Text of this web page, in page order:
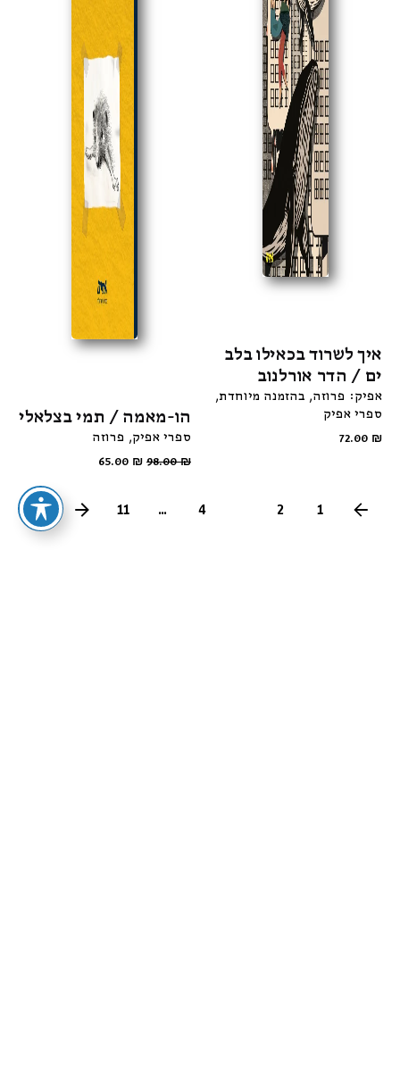
איך לשרוד בכאילו בלב
ים / הדר אורלנוב
אפיק: פרוזה בהזמנה מיוחדת
ספרי אפיק
72.00 ₪
הו-מאמה / תמי בצלאלי
ספרי אפיק פרוזה
98.00₪
65.00 ₪
1
2
4
...
11